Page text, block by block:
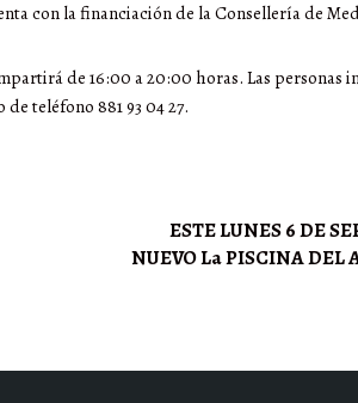
con la financiación de la Consellería de
de 16:00 a 20:00 horas. Las personas
teléfono 881 93 04 27.
ESTE LUNES 6 DE
NUEVO La PISCINA DEL